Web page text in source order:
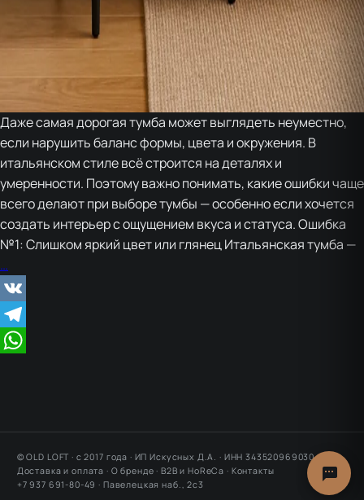
Даже самая дорогая тумба может выглядеть неуместно,
если нарушить баланс формы, цвета и окружения. В
итальянском стиле всё строится на деталях и
умеренности. Поэтому важно понимать, какие ошибки чаще
всего делают при выборе тумбы — особенно если хочется
создать интерьер с ощущением вкуса и статуса. Ошибка
№1: Слишком яркий цвет или глянец Итальянская тумба —
…
при
выборе
тумбы:
чего
VK
Telegram
© OLD LOFT · с 2017 года · ИП Искусных Д.А. · ИНН 343520969030
Доставка и оплата · О бренде ·B2B и HoReCa · Контакты
+7 937 691-80-49 · Павелецкая наб., 2с3